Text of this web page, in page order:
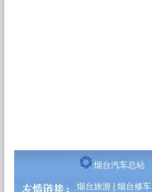
烟台汽车总站
烟台旅游 烟台修车